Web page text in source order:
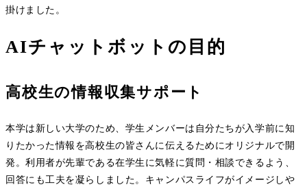
掛けました。
AIチャットボットの目的
高校生の情報収集サポート
本学は新しい大学のため、学生メンバーは自分たちが入学前に知
りたかった情報を高校生の皆さんに伝えるためにオリジナルで開
発。利用者が先輩である在学生に気軽に質問・相談できるよう、
回答にも工夫を凝らしました。キャンパスライフがイメージしや